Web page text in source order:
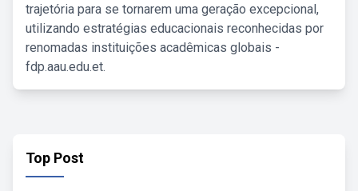
trajetória para se tornarem uma geração excepcional,
utilizando estratégias educacionais reconhecidas por
renomadas instituições acadêmicas globais -
fdp.aau.edu.et.
Top Post